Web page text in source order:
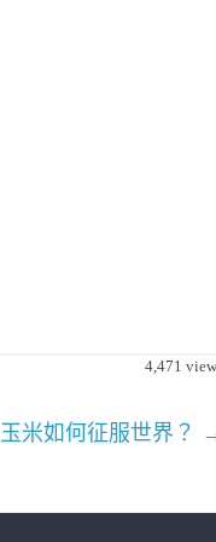
4,471
玉米如何征服世界？